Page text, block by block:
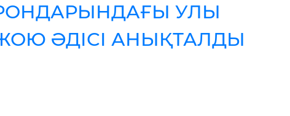
УЛЫ
ӘДІСІ АНЫҚТАЛДЫ